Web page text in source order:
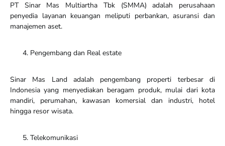
PT Sinar Mas Multiartha Tbk (SMMA) adalah perusahaan
penyedia layanan keuangan meliputi perbankan, asuransi dan
manajemen aset.
Pengembang dan Real estate
Sinar Mas Land adalah pengembang properti terbesar di
Indonesia yang menyediakan beragam produk, mulai dari kota
mandiri, perumahan, kawasan komersial dan industri, hotel
hingga resor wisata.
Telekomunikasi